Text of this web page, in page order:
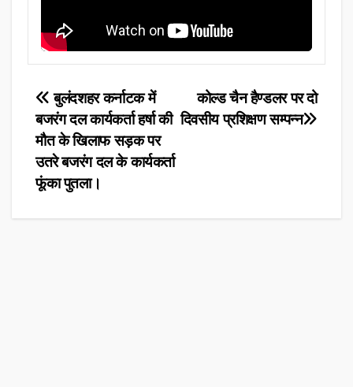
Post
navigation
कोल्ड चैन हैण्डलर पर दो
दिवसीय प्रशिक्षण सम्पन्न
बुलंदशहर कर्नाटक में
बजरंग दल कार्यकर्ता हर्षा की
मौत के खिलाफ सड़क पर
उतरे बजरंग दल के कार्यकर्ता
फूंका पुतला।